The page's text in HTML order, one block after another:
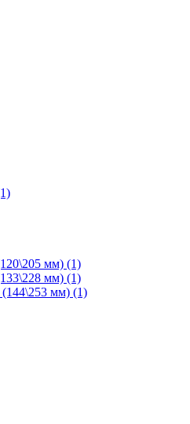
мм) (1)
мм) (1)
мм) (1)